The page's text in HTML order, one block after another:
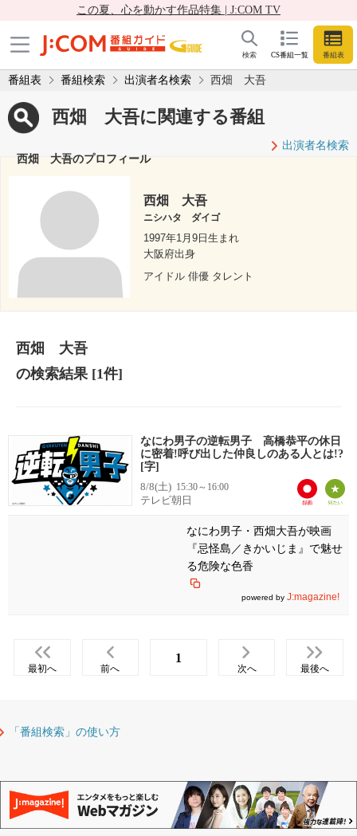
この夏、心を動かす作品特集 | J:COM TV
CS番組一覧 番組表
検索
番組表 番組検索 出演者名検索 西畑 大吾
西畑 大吾に関連する番組
出演者名検索
西畑 大吾のプロフィール
西畑 大吾
ニシハタ ダイゴ
1997年1月9日生まれ
大阪府出身
アイドル 俳優 タレント
西畑 大吾
の検索結果[1件]
なにわ男子の逆転男子 高橋恭平の休日
に密着!呼び出した仲良しのある人とは!?
[字]
8/8(土) 15:30～16:00
テレビ朝日
なにわ男子・西畑大吾が映画
『忌怪島／きかいじま』で魅せ
る危険な色香
powered by J:magazine!
最初へ 前へ
1
次へ 最後へ
「番組検索」の使い方